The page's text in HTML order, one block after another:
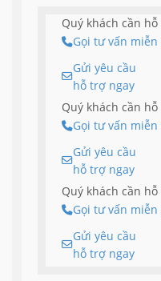
Quý khách cần
Gọi tư vấn
Gửi yêu cầu
hỗ trợ ngay
Quý khách cần
Gọi tư vấn
Gửi yêu cầu
hỗ trợ ngay
Quý khách cần
Gọi tư vấn
Gửi yêu cầu
hỗ trợ ngay